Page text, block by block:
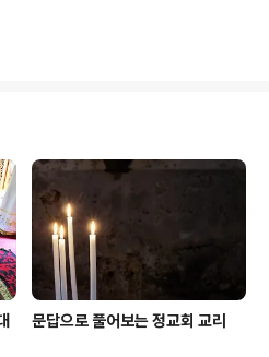
말로 아무거나 약
명에서 말하는
들어진 것을 신처
이 계명은 우리가
는 것인가? 전혀 그
부터 받을 때에 또
상징하는 헤루빔
문답으로 풀어보는 정교회 교리